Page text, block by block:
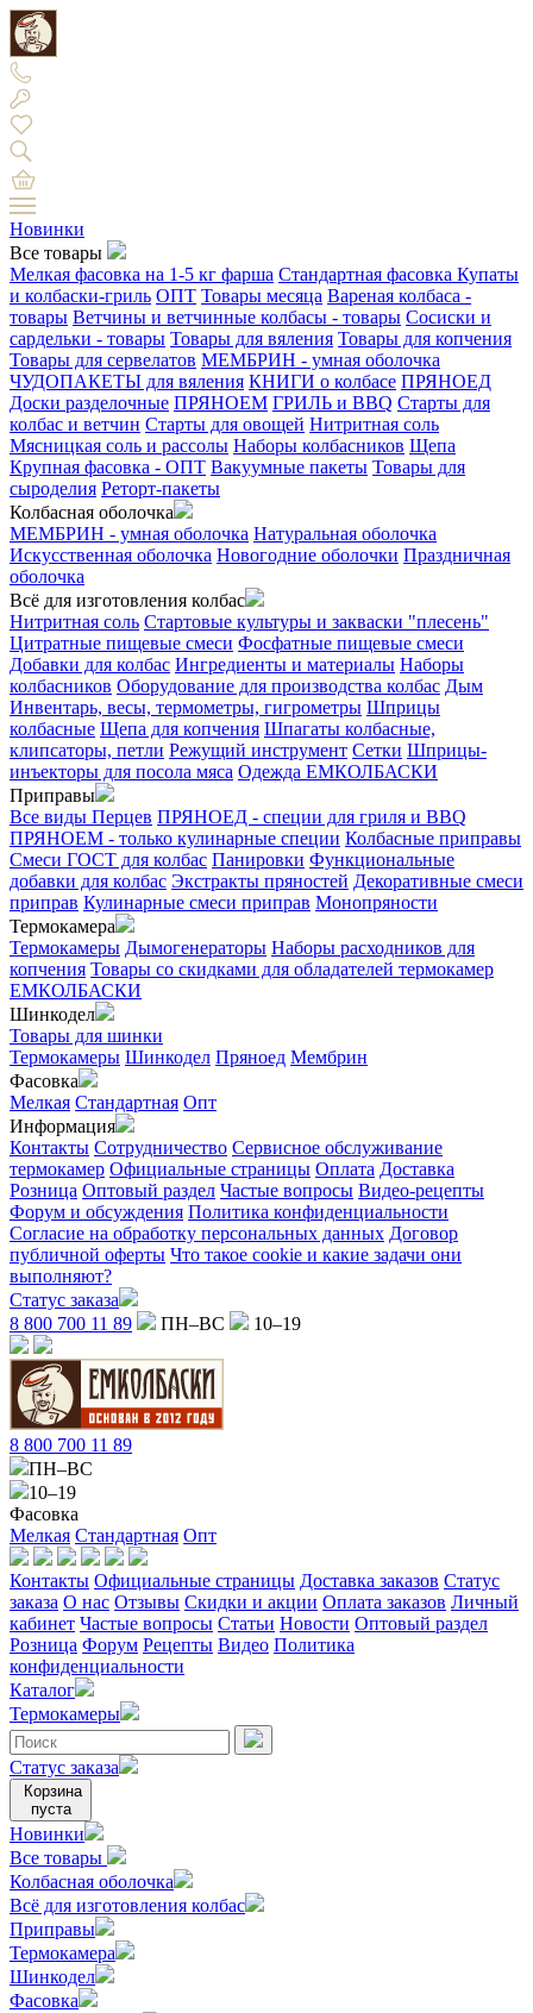
Новинки
Все товары
Мелкая фасовка на 1-5 кг фарша Стандартная фасовка Купаты
и колбаски-гриль ОПТ Товары месяца Вареная колбаса -
товары Ветчины и ветчинные колбасы - товары Сосиски и
сардельки - товары Товары для вяления Товары для копчения
Товары для сервелатов МЕМБРИН - умная оболочка
ЧУДОПАКЕТЫ для вяления КНИГИ о колбасе ПРЯНОЕД
Доски разделочные ПРЯНОЕМ ГРИЛЬ и BBQ Старты для
колбас и ветчин Старты для овощей Нитритная соль
Мясницкая соль и рассолы Наборы колбасников Щепа
Крупная фасовка - ОПТ Вакуумные пакеты Товары для
сыроделия Реторт-пакеты
Колбасная оболочка
МЕМБРИН - умная оболочка Натуральная оболочка
Искусственная оболочка Новогодние оболочки Праздничная
оболочка
Всё для изготовления колбас
Нитритная соль Стартовые культуры и закваски "плесень"
Цитратные пищевые смеси Фосфатные пищевые смеси
Добавки для колбас Ингредиенты и материалы Наборы
колбасников Оборудование для производства колбас Дым
Инвентарь, весы, термометры, гигрометры Шприцы
колбасные Щепа для копчения Шпагаты колбасные,
клипсаторы, петли Режущий инструмент Сетки Шприцы-
инъекторы для посола мяса Одежда ЕМКОЛБАСКИ
Приправы
Все виды Перцев ПРЯНОЕД - специи для гриля и BBQ
ПРЯНОЕМ - только кулинарные специи Колбасные приправы
Смеси ГОСТ для колбас Панировки Функциональные
добавки для колбас Экстракты пряностей Декоративные смеси
приправ Кулинарные смеси приправ Монопряности
Термокамера
Термокамеры Дымогенераторы Наборы расходников для
копчения Товары со скидками для обладателей термокамер
ЕМКОЛБАСКИ
Шинкодел
Товары для шинки
Термокамеры Шинкодел Пряноед Мембрин
Фасовка
Мелкая Стандартная Опт
Информация
Контакты Сотрудничество Сервисное обслуживание
термокамер Официальные страницы Оплата Доставка
Розница Оптовый раздел Частые вопросы Видео-рецепты
Форум и обсуждения Политика конфиденциальности
Согласие на обработку персональных данных Договор
публичной оферты Что такое cookie и какие задачи они
выполняют?
Статус заказа
8 800 700 11 89
ПН–ВС 10–19
8 800 700 11 89
ПН–ВС
10–19
Фасовка
Мелкая Стандартная Опт
Контакты Официальные страницы Доставка заказов Статус
заказа О нас Отзывы Скидки и акции Оплата заказов Личный
кабинет Частые вопросы Статьи Новости Оптовый раздел
Розница Форум Рецепты Видео Политика
конфиденциальности
Каталог
Термокамеры
Статус заказа
Корзина
пуста
Новинки
Все товары
Колбасная оболочка
Всё для изготовления колбас
Приправы
Термокамера
Шинкодел
Фасовка